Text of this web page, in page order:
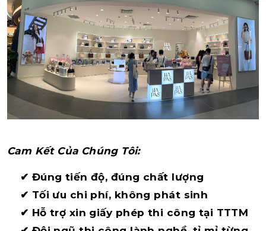
Cam Kết Của Chúng Tôi:
✔ Đúng tiến độ, đúng chất lượng
✔ Tối ưu chi phí, không phát sinh
✔ Hỗ trợ xin giấy phép thi công tại TTTM